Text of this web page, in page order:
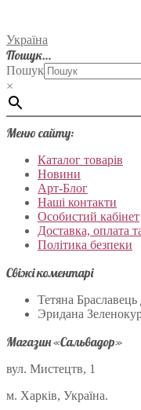
Україна
Пошук…
Пошук
×
Меню сайту:
Каталог товарів
Новини
Арт-Блог
Наші контакти
Особистий кабінет
Доставка, оплата
Політика безпеки
Свіжі коментарі
Тетяна Браславець
Эридана
Магазин «Сальвадор»
вул. Мистецтв, 1
м. Харків, Україна.